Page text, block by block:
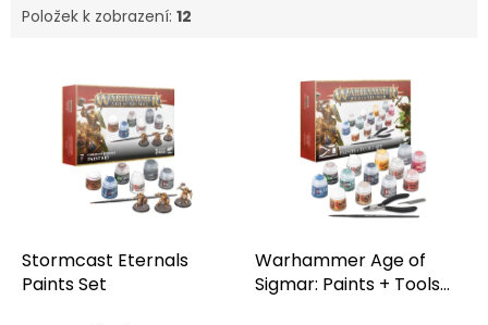
Položek k zobrazení: 12
dStormcast Eternals
Paints Set
Warhammer Age of
Sigmar: Paints + Tools